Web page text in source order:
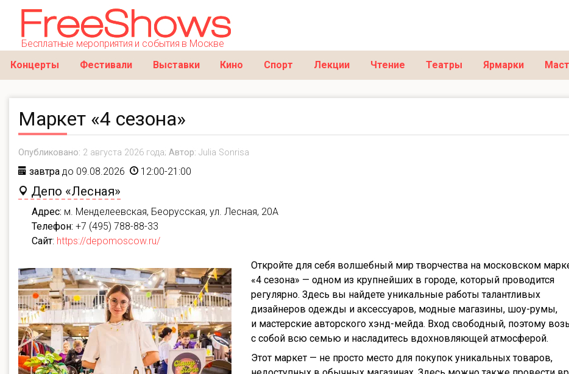
Бесплатные мероприятия и события в Москве
Концерты Фестивали Выставки Кино Спорт Лекции Чтение Театры Ярмарки
Маркет «4 сезона»
Опубликовано: 2 августа 2026 года; Автор: Julia Sonrisa
завтра до 09.08.2026 12:00-21:00
Депо «Лесная»
Адрес: м. Менделеевская, Беорусская, ул. Лесная, 20A
Телефон: +7 (495) 788-88-33
Сайт: https://depomoscow.ru/
Откройте для себя волшебный мир творчества на московском
«4 сезона» — одном из крупнейших в городе, который проводится
регулярно. Здесь вы найдете уникальные работы талантливых
дизайнеров одежды и аксессуаров, модные магазины, шоу-румы,
и мастерские авторского хэнд-мейда. Вход свободный, поэтому
с собой всю семью и насладитесь вдохновляющей атмосферой.
Этот маркет — не просто место для покупок уникальных товаров,